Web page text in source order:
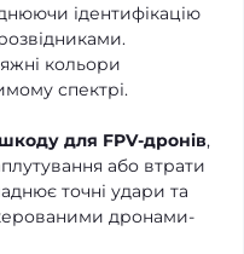
ідентифікацію
кольори
спектрі.
для FPV-дронів,
або втрати
точні удари та
дронами-